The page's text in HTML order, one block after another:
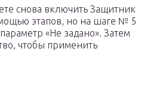
снова включить Защитник
этапов, но на шаге № 5
«Не задано». Затем
чтобы применить